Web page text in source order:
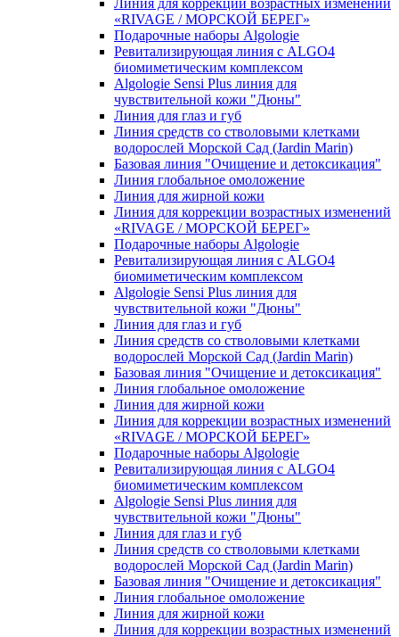
Линия для коррекции возрастных изменений
«RIVAGE / МОРСКОЙ БЕРЕГ»
Подарочные наборы Algologie
Ревитализирующая линия с ALGO4
биомиметическим комплексом
Algologie Sensi Plus линия для
чувcтвительной кожи "Дюны"
Линия для глаз и губ
Линия средств со стволовыми клетками
водорослей Морской Сад (Jardin Marin)
Базовая линия "Очищение и детоксикация"
Линия глобальное омоложение
Линия для жирной кожи
Линия для коррекции возрастных изменений
«RIVAGE / МОРСКОЙ БЕРЕГ»
Подарочные наборы Algologie
Ревитализирующая линия с ALGO4
биомиметическим комплексом
Algologie Sensi Plus линия для
чувcтвительной кожи "Дюны"
Линия для глаз и губ
Линия средств со стволовыми клетками
водорослей Морской Сад (Jardin Marin)
Базовая линия "Очищение и детоксикация"
Линия глобальное омоложение
Линия для жирной кожи
Линия для коррекции возрастных изменений
«RIVAGE / МОРСКОЙ БЕРЕГ»
Подарочные наборы Algologie
Ревитализирующая линия с ALGO4
биомиметическим комплексом
Algologie Sensi Plus линия для
чувcтвительной кожи "Дюны"
Линия для глаз и губ
Линия средств со стволовыми клетками
водорослей Морской Сад (Jardin Marin)
Базовая линия "Очищение и детоксикация"
Линия глобальное омоложение
Линия для жирной кожи
Линия для коррекции возрастных изменений